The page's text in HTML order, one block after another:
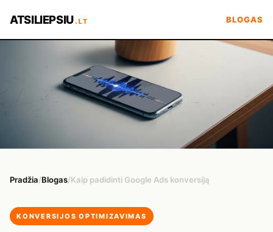
ATSILIEPSIU.LT BLOGAS
Pradžia/Blogas/Kaip padidinti Google Ads konversiją
KONVERSIJOS OPTIMIZAVIMAS